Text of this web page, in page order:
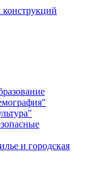
и городская